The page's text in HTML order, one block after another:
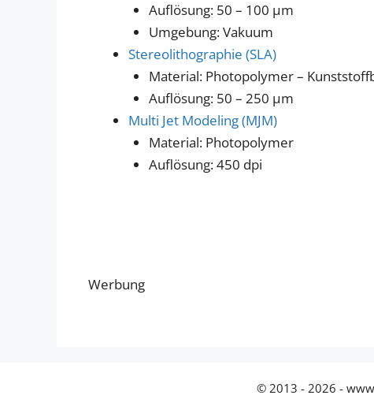
Auflösung: 50 – 100 µm
Umgebung: Vakuum
Stereolithographie (SLA)
Material: Photopolymer –
Auflösung: 50 – 250 µm
Multi Jet Modeling (MJM)
Material: Photopolymer
Auflösung: 450 dpi
Werbung
© 2013 - 2026 -